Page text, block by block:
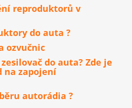
reproduktorů v
do auta ?
ozvučnic
do auta? Zde je
na zapojení
autorádia ?